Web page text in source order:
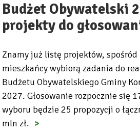
Budżet Obywatelski
projekty do
Znamy już listę projektów, spośród
mieszkańcy wybiorą zadania do
Budżetu Obywatelskiego Gminy
2027. Głosowanie rozpocznie się
wyboru będzie 25 propozycji o
mln zł.